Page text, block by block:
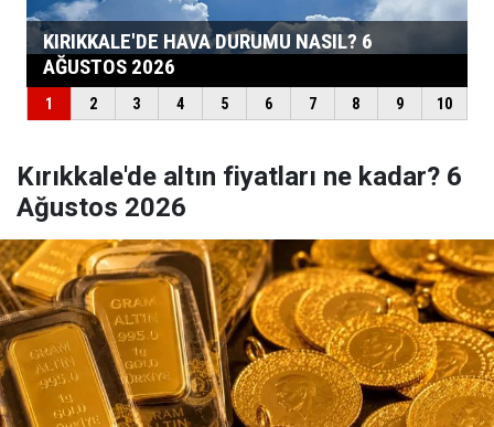
Kırıkkale'de altın fiyatları ne kadar? 6
Ağustos 2026